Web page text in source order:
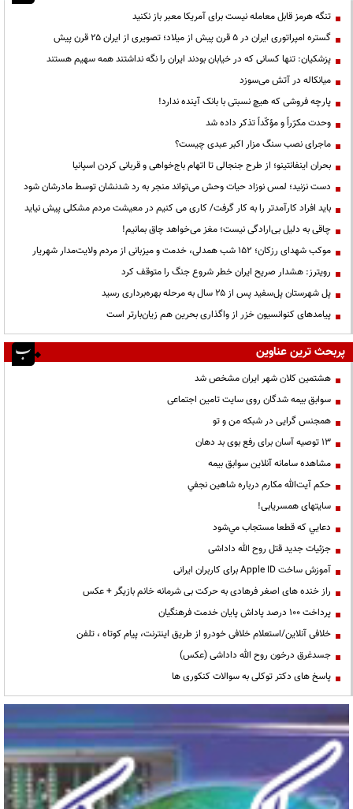
تنگه هرمز قابل معامله نیست برای آمریکا معبر باز نکنید
گستره امپراتوری ایران در ۵ قرن پیش از میلاد؛ تصویری از ایران ۲۵ قرن پیش
پزشکیان: تنها کسانی که در خیابان بودند ایران را نگه نداشتند همه سهیم هستند
میانکاله در آتش می‌سوزد
پارچه فروشی که هیچ نسبتی با بانک آینده ندارد!
وحدت مکرّراً و مؤکّداً تذکر داده شد
ماجرای نصب سنگ مزار اکبر عبدی چیست؟
بحران اینفانتینو؛ از طرح جنجالی تا اتهام باج‌خواهی و قربانی کردن اسپانیا
دست نزنید؛ لمس نوزاد حیات وحش می‌تواند منجر به رد شدنشان توسط مادرشان شود
باید افراد کارآمدتر را به کار گرفت/ کاری می کنیم در معیشت مردم مشکلی پیش نیاید
چاقی به دلیل بی‌ارادگی نیست؛ مغز می‌خواهد چاق بمانیم!
موکب شهدای رزکان؛ ۱۵۲ شب همدلی، خدمت و میزبانی از مردم ولایت‌مدار شهریار
رویترز: هشدار صریح ایران خطر شروع جنگ را متوقف کرد
پل شهرستان پل‌سفید پس از ۲۵ سال به مرحله بهره‌برداری رسید
پیامدهای کنوانسیون خزر از واگذاری بحرین هم زیان‌بارتر است
پربحث ترین عناوین
هشتمین کلان شهر ایران مشخص شد
سوابق بیمه شدگان روی سایت تامین اجتماعی
همجنس گرایی در شبکه من و تو
13 توصیه آسان برای رفع بوی بد دهان
مشاهده سامانه آنلاين سوابق بیمه
حكم آيت‌الله مكارم درباره شاهين نجفي
سایتهای همسریابی!
دعايي كه قطعا مستجاب مي‌شود
جزئیات جدید قتل روح الله داداشی
آموزش ساخت Apple ID برای کاربران ایرانی
راز خنده های اصغر فرهادی به حرکت بی شرمانه خانم بازیگر + عکس
پرداخت ۱۰۰ درصد پاداش پایان خدمت فرهنگیان
خلافی آنلاین/استعلام خلافی خودرو از طریق اینترنت، پیام کوتاه ، تلفن
جسدغرق درخون روح الله داداشی (عکس)
پاسخ های دکتر توکلی به سوالات کنکوری ها